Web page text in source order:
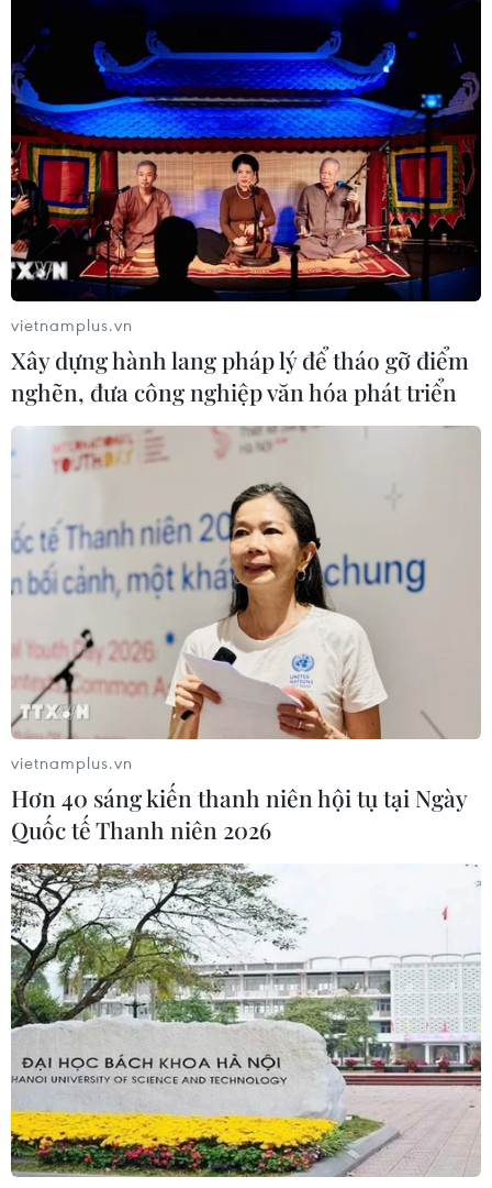
vietnamplus.vn
Xây dựng hành lang pháp lý để tháo gỡ điểm
nghẽn, đưa công nghiệp văn hóa phát triển
vietnamplus.vn
Hơn 40 sáng kiến thanh niên hội tụ tại Ngày
Quốc tế Thanh niên 2026